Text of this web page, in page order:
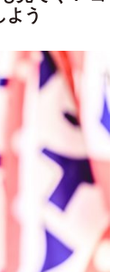
よう